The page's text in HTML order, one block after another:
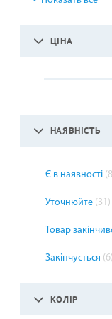
ЦІНА
НАЯВНІСТЬ
Є в наявності
Уточнюйте (31)
Товар
Закінчується (6)
КОЛІР